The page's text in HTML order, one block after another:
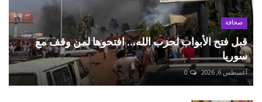
صحافة
قبل فتح الأبواب لحزب الله... افتحوها لمن وقف مع
سوريا
أغسطس 6, 2026 0